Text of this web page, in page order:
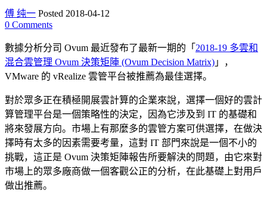
傅 纯一 Posted 2018-04-12
0 Comments
數據分析分司 Ovum 最近發布了最新一期的「 2018-19 多雲和
混合雲管理 Ovum 決策矩陣 (Ovum Decision Matrix) 」，
VMware 的 vRealize 雲管平台被推薦為最佳選擇。
對於眾多正在積極開展雲計算的企業來說，選擇一個好的雲計
算管理平台是一個策略性的決定，因為它涉及到 IT 的基礎和
將來發展方向。市場上有那麼多的雲管方案可供選擇，在做決
擇時有太多的因素需要考量，這對 IT 部門來說是一個不小的
挑戰，這正是 Ovum 決策矩陣報告所要解決的問題，由它來對
市場上的眾多廠商做一個客觀公正的分析，在此基礎上對用戶
做出推薦。